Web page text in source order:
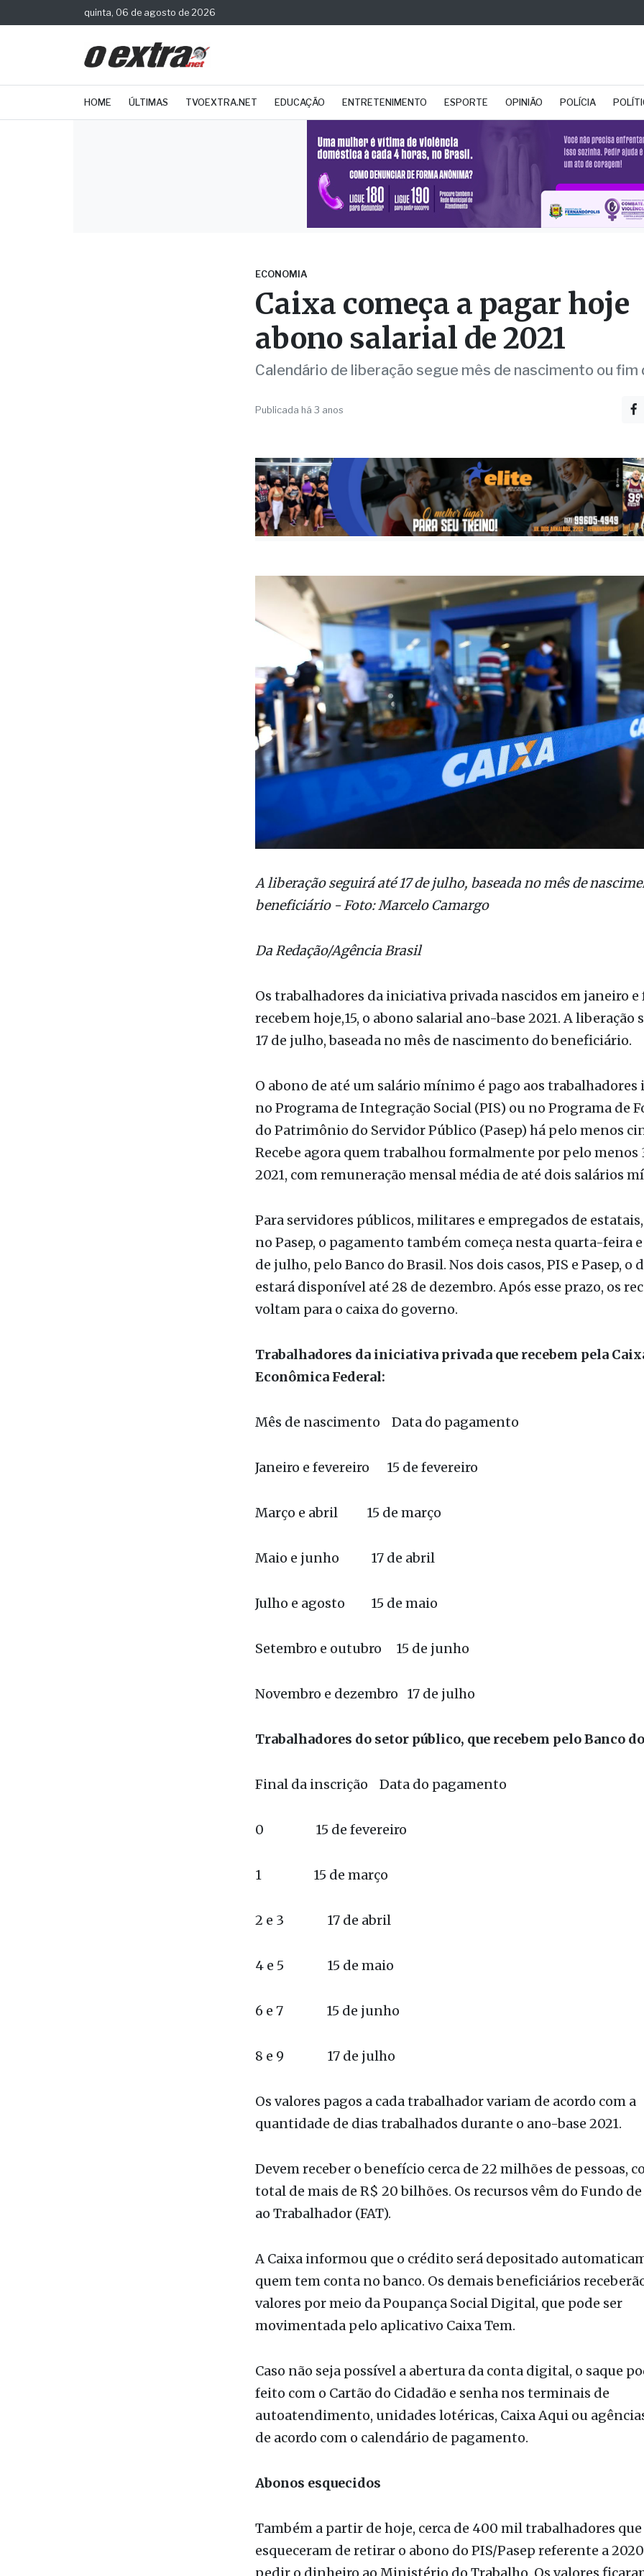
quinta, 06 de agosto de 2026
HOME ÚLTIMAS TVOEXTRA.NET EDUCAÇÃO ENTRETENIMENTO ESPORTE OPINIÃO POLÍCIA
ECONOMIA
Caixa começa a pagar hoje
abono salarial de 2021
Calendário de liberação segue mês de nascimento ou fim
Publicada há 3 anos
beneficiário - Foto: Marcelo Camargo
Da Redação/Agência Brasil
Os trabalhadores da iniciativa privada nascidos em janeiro e
17 de julho, baseada no mês de nascimento do beneficiário.
O abono de até um salário mínimo é pago aos
no Programa de Integração Social (PIS) ou no Programa de
do Patrimônio do Servidor Público (Pasep) há pelo menos
2021, com remuneração mensal média de até dois salários
Para servidores públicos, militares e empregados de estatais,
no Pasep, o pagamento também começa nesta quarta-feira e
de julho, pelo Banco do Brasil. Nos dois casos, PIS e Pasep, o
voltam para o caixa do governo.
Econômica Federal:
Mês de nascimento Data do pagamento
Janeiro e fevereiro 15 de fevereiro
Março e abril 15 de março
Maio e junho 17 de abril
Julho e agosto 15 de maio
Setembro e outubro 15 de junho
Novembro e dezembro 17 de julho
Trabalhadores do setor público, que recebem pelo Banco do
Final da inscrição Data do pagamento
0 15 de fevereiro
1 15 de março
2 e 3 17 de abril
4 e 5 15 de maio
6 e 7 15 de junho
8 e 9 17 de julho
quantidade de dias trabalhados durante o ano-base 2021.
Devem receber o benefício cerca de 22 milhões de pessoas,
ao Trabalhador (FAT).
A Caixa informou que o crédito será depositado
quem tem conta no banco. Os demais beneficiários receberão
movimentada pelo aplicativo Caixa Tem.
Caso não seja possível a abertura da conta digital, o saque
feito com o Cartão do Cidadão e senha nos terminais de
de acordo com o calendário de pagamento.
Abonos esquecidos